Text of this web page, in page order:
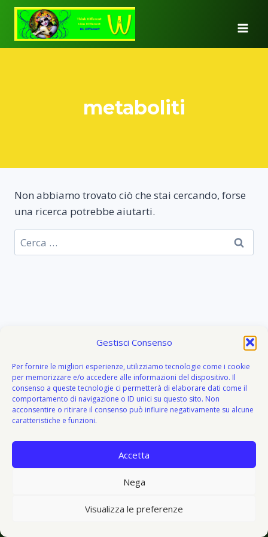
Gestisci Consenso
Per fornire le migliori esperienze, utilizziamo tecnologie come i cookie
per memorizzare e/o accedere alle informazioni del dispositivo. Il
consenso a queste tecnologie ci permetterà di elaborare dati come il
comportamento di navigazione o ID unici su questo sito. Non
acconsentire o ritirare il consenso può influire negativamente su alcune
caratteristiche e funzioni.
Accetta
Nega
Visualizza le preferenze
Salta
contenuto
metaboliti
Non abbiamo trovato ciò che stai cercando, forse
una ricerca potrebbe aiutarti.
Ricerca
per:
Bacheca del donatore
Kadence WP